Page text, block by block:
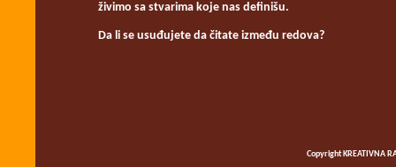
živimo sa stvarima koje nas definišu.
Da li se usuđujete da čitate između redova?
Copyright KREATIVNA